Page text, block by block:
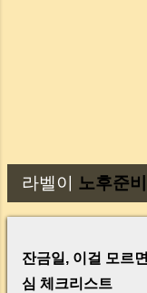
글
라벨이 노후준비
잔금일, 이걸 모르
심 체크리스트